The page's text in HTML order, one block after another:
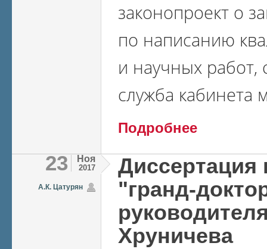
законопроект о
по написанию
и научных
служба кабинета
Подробнее
23 Ноя
2017
А.К. Цатурян
Диссертация
"гранд-
Хруничева